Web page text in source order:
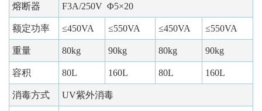
熔断器 F3A/250V Φ5×20
额定功率 ≤450VA ≤550VA ≤450VA ≤550VA
重量 80kg 90kg 80kg 90kg
容积 80L 160L 80L 160L
消毒方式 UV紫外消毒